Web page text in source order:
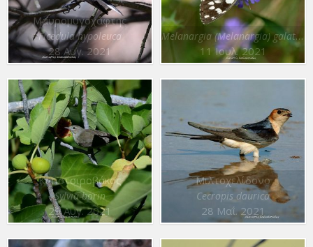
Μαυρομυγοχάφτης
Ficedula hypoleuca
28 Αυγ. 2021
Melanargia (Melanargia) galathea
11 Ιουλ. 2021
Κηποτσιροβάκος
Sylvia borin
29 Αυγ. 2021
Μιλτοχελίδονο
Cecropis daurica
28 Μαΐ. 2021